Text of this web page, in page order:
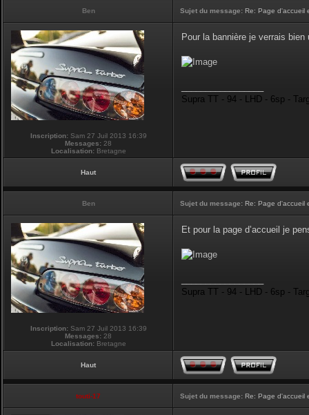
Ben Sujet du message: Re: Page d'accueil
Inscription:Sam 27 Juil 2013 16:39
Messages: 28
Localisation:Bretagne
Pour la bannière je verrais
Supra TT - 94 - LHD - 6sp -
Haut
Ben Sujet du message: Re: Page d'accueil
Inscription:Sam 27 Juil 2013 16:39
Messages: 28
Localisation:Bretagne
Et pour la page d’accueil je
Supra TT - 94 - LHD - 6sp -
Haut
touti-17 Sujet du message: Re: Page d'accueil